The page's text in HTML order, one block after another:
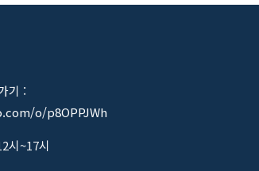
기 :
o/p8OPPJWh
시~17시